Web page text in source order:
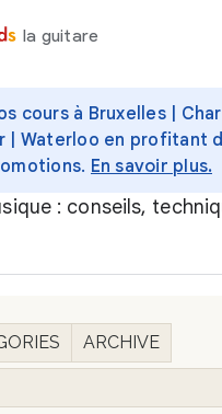
la guitare
cours à Bruxelles |
| Waterloo en profitant
En savoir plus.
: conseils,
ARCHIVE